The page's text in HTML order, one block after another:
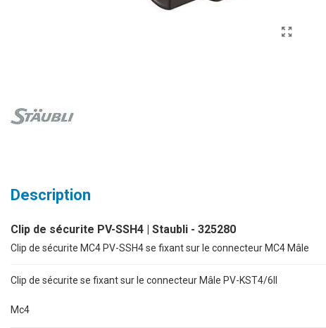
Description
Clip de sécurite PV-SSH4 | Staubli - 325280
Clip de sécurite MC4 PV-SSH4 se fixant sur le connecteur MC4 Mâle
Clip de sécurite se fixant sur le connecteur Mâle PV-KST4/6II
Mc4